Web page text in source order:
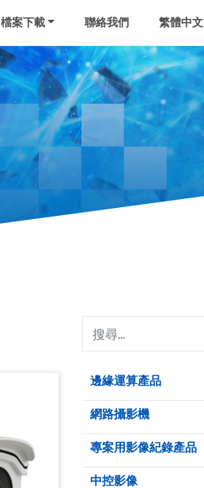
檔案下載 聯絡我們 繁體中文
邊緣運算產品
網路攝影機
專案用影像紀錄產品
中控影像